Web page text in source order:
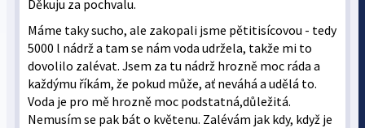
Děkuju za pochvalu.
Máme taky sucho, ale zakopali jsme pětitisícovou - tedy
5000 l nádrž a tam se nám voda udržela, takže mi to
dovolilo zalévat. Jsem za tu nádrž hrozně moc ráda a
každýmu říkám, že pokud může, ať neváhá a udělá to.
Voda je pro mě hrozně moc podstatná,důležitá.
Nemusím se pak bát o květenu. Zalévám jak kdy, když je